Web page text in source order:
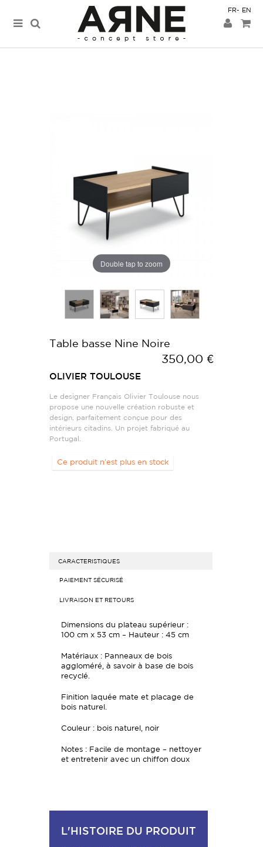
FR EN
Double tap to zoom
Table basse Nine Noire
350,00 €
OLIVIER TOULOUSE
Le designer Français Olivier Toulouse nous
propose une nouvelle création robuste et
design, parfaitement conçue pour des
intérieurs citadins. Un projet fabriqué au
Portugal.
Ce produit n'est plus en stock
CARACTERISTIQUES
PAIEMENT SÉCURISÉ
LIVRAISON ET RETOURS
Dimensions du plateau supérieur :
100 cm x 53 cm – Hauteur : 45 cm
Matériaux : Panneaux de bois
aggloméré, à savoir à base de bois
recyclé.
Finition laquée mate et placage de
bois naturel.
Couleur : bois naturel, noir
Notes : Facile de montage – nettoyer
et entretenir avec un chiffon doux
L'HISTOIRE DU PRODUIT